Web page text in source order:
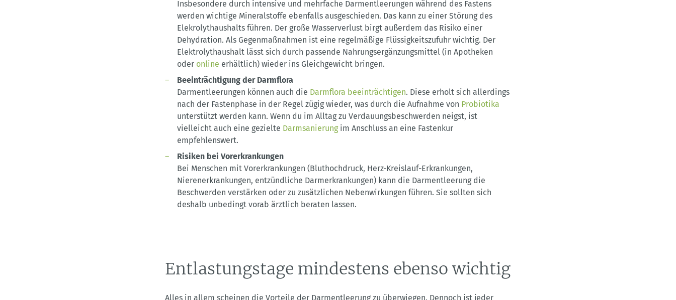
Insbesondere durch intensive und mehrfache Darmentleerungen während des Fastens
werden wichtige Mineralstoffe ebenfalls ausgeschieden. Das kann zu einer Störung des
Elekrolythaushalts führen. Der große Wasserverlust birgt außerdem das Risiko einer
Dehydration. Als Gegenmaßnahmen ist eine regelmäßige Flüssigkeitszufuhr wichtig. Der
Elektrolythaushalt lässt sich durch passende Nahrungsergänzungsmittel (in Apotheken
oder online erhältlich) wieder ins Gleichgewicht bringen.
Beeinträchtigung der Darmflora
Darmentleerungen können auch die Darmflora beeinträchtigen. Diese erholt sich allerdings
nach der Fastenphase in der Regel zügig wieder, was durch die Aufnahme von Probiotika
unterstützt werden kann. Wenn du im Alltag zu Verdauungsbeschwerden neigst, ist
vielleicht auch eine gezielte Darmsanierungim Anschluss an eine Fastenkur
empfehlenswert.
Risiken bei Vorerkrankungen
Bei Menschen mit Vorerkrankungen (Bluthochdruck, Herz-Kreislauf-Erkrankungen,
Nierenerkrankungen, entzündliche Darmerkrankungen) kann die Darmentleerung die
Beschwerden verstärken oder zu zusätzlichen Nebenwirkungen führen. Sie sollten sich
deshalb unbedingt vorab ärztlich beraten lassen.
Entlastungstage mindestens ebenso wichtig
Alles in allem scheinen die Vorteile der Darmentleerung zu überwiegen. Dennoch ist jeder